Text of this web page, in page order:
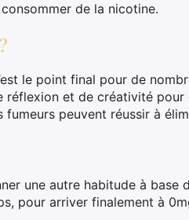
de la nicotine.
le point final pour de
réflexion et de créativité
peuvent réussir à
une autre habitude à
pour arriver finalement à